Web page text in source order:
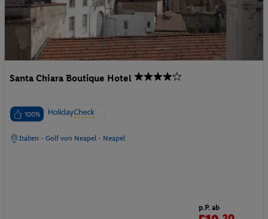
Santa Chiara Boutique Hotel
100%
Italien - Golf von Neapel - Neapel
p.P. ab